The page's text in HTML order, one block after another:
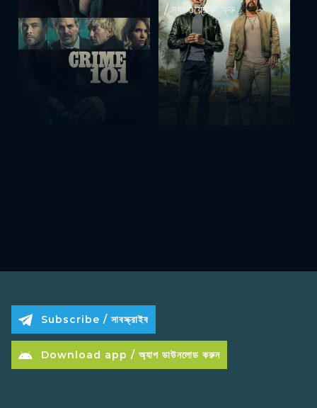
/ দ্যা ওয়্রেকিং ক্রু
Subscribe / সাবস্ক্রাইব
Download app / অ্যাপ ডাউনলোড করুন